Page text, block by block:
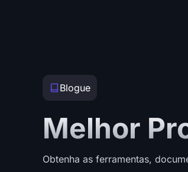
Blogue
Melhor
Obtenha as ferramentas,